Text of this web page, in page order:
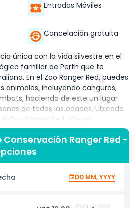
Entradas Móviles
Cancelación gratuita
única con la vida silvestre en el
familiar de Perth que te
En el Zoo Ranger Red, puedes
animales, incluyendo canguros,
haciendo de este un lugar
de todas las edades. Ubicado
Zoo Ranger Red ofrece
animales donde puedes alimentar
o sostener una pitón.
se centra en la participación
El Zoo Ranger Red también se
sobre la fauna única de Australia
Conservación Ranger Red -
DD MM, YYYY